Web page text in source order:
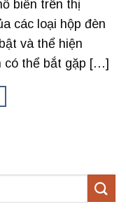
biến trên thị
các loại hộp đèn
và thể hiện
có thể bắt gặp […]